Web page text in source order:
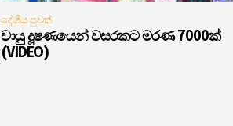
දේශීය පුවත්
වායු දූෂණයෙන් වසරකට මරණ 7000ක්
(VIDEO)